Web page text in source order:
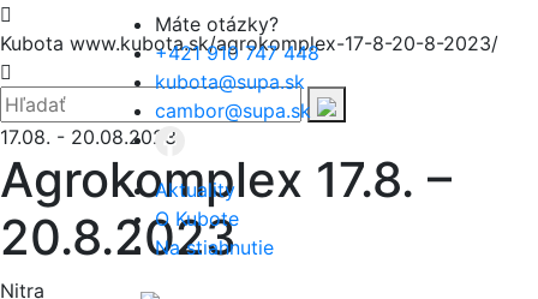
Kubota www.kubota.sk/agrokomplex-17-8-20-8-2023/
Zatvoriť
Hľadať:
Hľadať
Máte otázky?
+421 910 747 448
kubota@supa.sk
cambor@supa.sk
Aktuality
O Kubote
Na stiahnutie
17.08. - 20.08.2023
Agrokomplex 17.8. –
20.8.2023
Nitra